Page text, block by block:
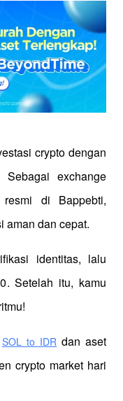
crypto dengan
Sebagai exchange
di Bappebti,
aman dan cepat.
identitas, lalu
Setelah itu, kamu
SOL to IDR dan aset
crypto market hari